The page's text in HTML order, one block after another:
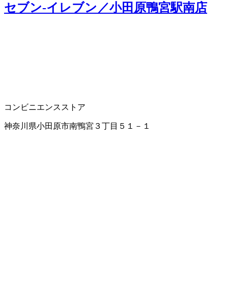
セブン‐イレブン／小田原鴨宮駅南店
コンビニエンスストア
神奈川県小田原市南鴨宮３丁目５１－１